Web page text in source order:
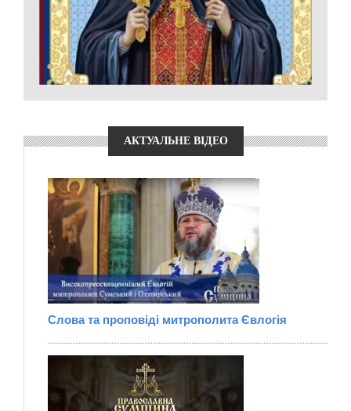
АКТУАЛЬНЕ ВІДЕО
Слова та проповіді митрополита Євлогія